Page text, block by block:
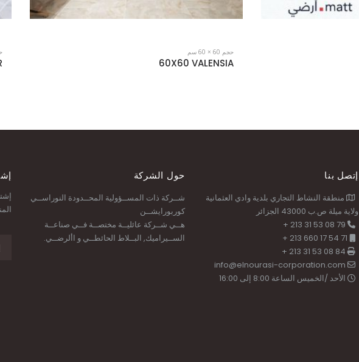
حجم 60 × 60 سم
60X60 HOGGAR
إتصل بنا
منطقة النشاط التجاري بلدية وادي العثمانية
ولاية ميلة ص.ب 43000 الجزائر
79 08 53 31 213 +
84 08 53 31 213 +
info@elnourasi-corporation.com
الأحد /الخميس الساعة 8:00 إلى 16:00
حول الشركة
شــركة ذات المســؤولية المحــدودة النوراســي
كوربورايشــن
هــي شــركة عائليــة مختصــة فــي صناعــة
الســيراميك, البــلاط الحائطــي و األرضــي.